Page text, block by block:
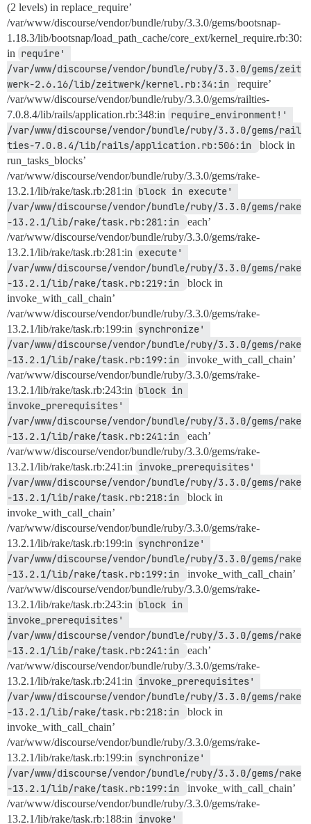
(2 levels) in replace_require’
/var/www/discourse/vendor/bundle/ruby/3.3.0/gems/bootsnap-
1.18.3/lib/bootsnap/load_path_cache/core_ext/kernel_require.rb:30:
in require'
/var/www/discourse/vendor/bundle/ruby/3.3.0/gems/zeit
werk-2.6.16/lib/zeitwerk/kernel.rb:34:in
require’
/var/www/discourse/vendor/bundle/ruby/3.3.0/gems/railties-
7.0.8.4/lib/rails/application.rb:348:in require_environment!'
/var/www/discourse/vendor/bundle/ruby/3.3.0/gems/rail
ties-7.0.8.4/lib/rails/application.rb:506:in
block in
run_tasks_blocks’
/var/www/discourse/vendor/bundle/ruby/3.3.0/gems/rake-
13.2.1/lib/rake/task.rb:281:in block in execute'
/var/www/discourse/vendor/bundle/ruby/3.3.0/gems/rake
-13.2.1/lib/rake/task.rb:281:in
each’
/var/www/discourse/vendor/bundle/ruby/3.3.0/gems/rake-
13.2.1/lib/rake/task.rb:281:in execute'
/var/www/discourse/vendor/bundle/ruby/3.3.0/gems/rake
-13.2.1/lib/rake/task.rb:219:in
block in
invoke_with_call_chain’
/var/www/discourse/vendor/bundle/ruby/3.3.0/gems/rake-
13.2.1/lib/rake/task.rb:199:in synchronize'
/var/www/discourse/vendor/bundle/ruby/3.3.0/gems/rake
-13.2.1/lib/rake/task.rb:199:in
invoke_with_call_chain’
/var/www/discourse/vendor/bundle/ruby/3.3.0/gems/rake-
13.2.1/lib/rake/task.rb:243:in block in
invoke_prerequisites'
/var/www/discourse/vendor/bundle/ruby/3.3.0/gems/rake
-13.2.1/lib/rake/task.rb:241:in
each’
/var/www/discourse/vendor/bundle/ruby/3.3.0/gems/rake-
13.2.1/lib/rake/task.rb:241:in invoke_prerequisites'
/var/www/discourse/vendor/bundle/ruby/3.3.0/gems/rake
-13.2.1/lib/rake/task.rb:218:in
block in
invoke_with_call_chain’
/var/www/discourse/vendor/bundle/ruby/3.3.0/gems/rake-
13.2.1/lib/rake/task.rb:199:in synchronize'
/var/www/discourse/vendor/bundle/ruby/3.3.0/gems/rake
-13.2.1/lib/rake/task.rb:199:in
invoke_with_call_chain’
/var/www/discourse/vendor/bundle/ruby/3.3.0/gems/rake-
13.2.1/lib/rake/task.rb:243:in block in
invoke_prerequisites'
/var/www/discourse/vendor/bundle/ruby/3.3.0/gems/rake
-13.2.1/lib/rake/task.rb:241:in
each’
/var/www/discourse/vendor/bundle/ruby/3.3.0/gems/rake-
13.2.1/lib/rake/task.rb:241:in invoke_prerequisites'
/var/www/discourse/vendor/bundle/ruby/3.3.0/gems/rake
-13.2.1/lib/rake/task.rb:218:in
block in
invoke_with_call_chain’
/var/www/discourse/vendor/bundle/ruby/3.3.0/gems/rake-
13.2.1/lib/rake/task.rb:199:in synchronize'
/var/www/discourse/vendor/bundle/ruby/3.3.0/gems/rake
-13.2.1/lib/rake/task.rb:199:in
invoke_with_call_chain’
/var/www/discourse/vendor/bundle/ruby/3.3.0/gems/rake-
13.2.1/lib/rake/task.rb:188:in invoke'